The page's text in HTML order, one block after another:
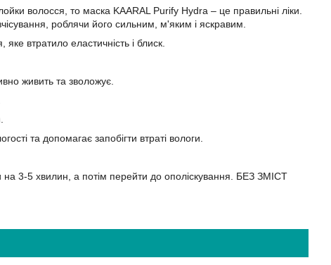
волосся, то маска KAARAL Purify Hydra – це правильні ліки.
роблячи його сильним, м'яким і яскравим.
втратило еластичність і блиск.
живить та зволожує.
та допомагає запобігти втраті вологи.
3-5 хвилин, а потім перейти до ополіскування. БЕЗ ЗМІСТ